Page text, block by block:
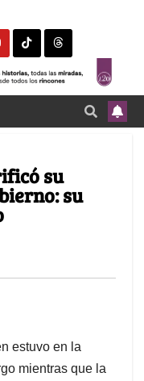
su
su
estuvo en la
mientras que la